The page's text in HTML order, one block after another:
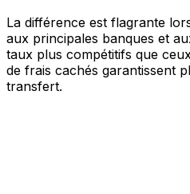
La différence est flagrante
aux principales banques et
taux plus compétitifs que
de frais cachés garantissent
transfert.